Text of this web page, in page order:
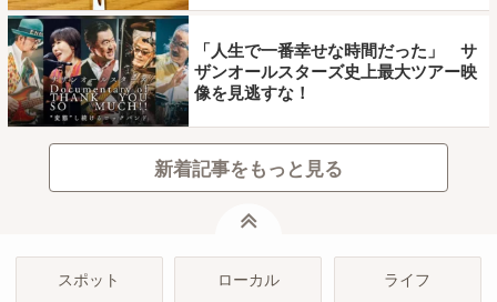
「人生で一番幸せな時間だった」 サ
ザンオールスターズ史上最大ツアー映
像を見逃すな！
新着記事をもっと見る
スポット ローカル ライフ